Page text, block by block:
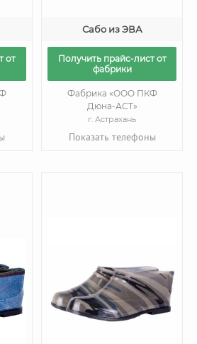
от
Сабо из ЭВА
Получить прайс-лист от
фабрики
Фабрика «ООО ПКФ
Дюна-АСТ»
г. Астрахань
Показать телефоны